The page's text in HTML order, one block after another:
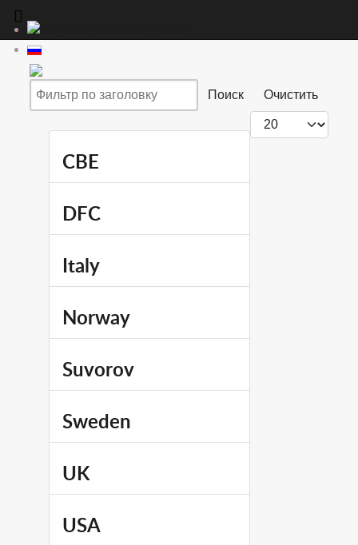
Фильтр по заголовку
Поиск
Очистить
Кол-во строк:
CBE
DFC
Italy
Norway
Suvorov
Sweden
UK
USA